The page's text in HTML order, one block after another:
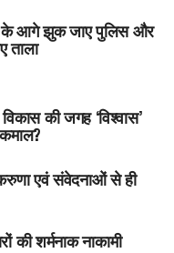
के आगे झुक जाए पुलिस और
ताला
की जगह ‘विश्वास’
एवं संवेदनाओं से ही
की शर्मनाक नाकामी